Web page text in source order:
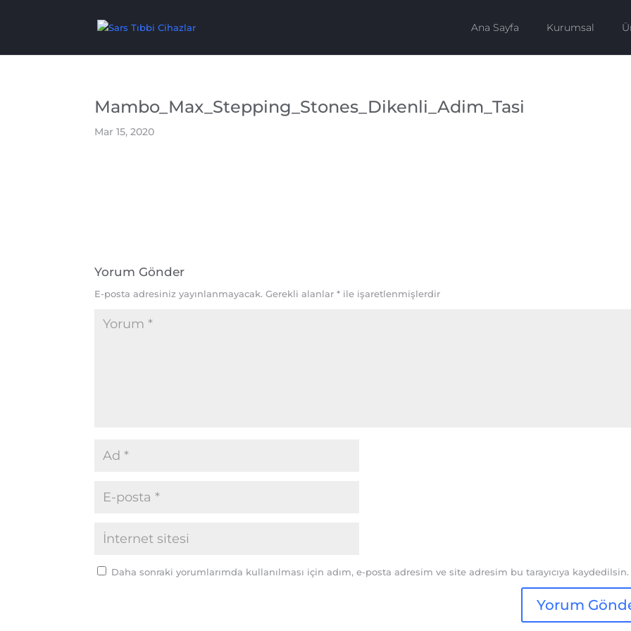
Ana Sayfa Kurumsal
Mambo_Max_Stepping_Stones_Dikenli_Adim_Tasi
Mar 15, 2020
Yorum Gönder
E-posta adresiniz yayınlanmayacak. Gerekli alanlar* ile işaretlenmişlerdir
Daha sonraki yorumlarımda kullanılması için adım, e-posta adresim ve site adresim bu tarayıcıya kaydedilsin.